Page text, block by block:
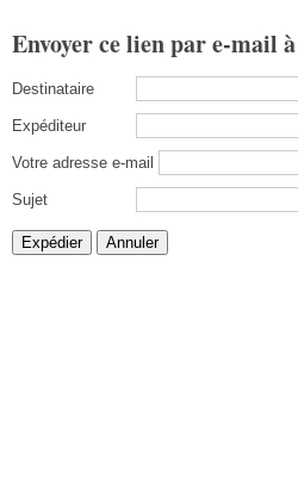
Envoyer ce lien par e-mail
Destinataire
Expéditeur
Votre adresse e-mail
Sujet
Expédier Annuler